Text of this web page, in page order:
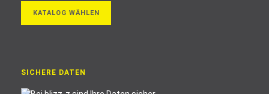
KATALOG WÄHLEN
SICHERE DATEN